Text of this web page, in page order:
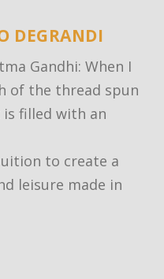
DEGRANDI
Gandhi: When I
of the thread spun
is filled with an
to create a
leisure made in